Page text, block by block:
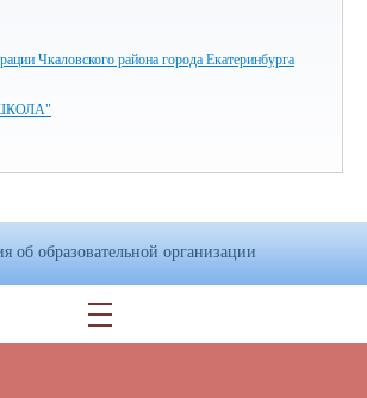
Чкаловского района города Екатеринбурга
об образовательной организации